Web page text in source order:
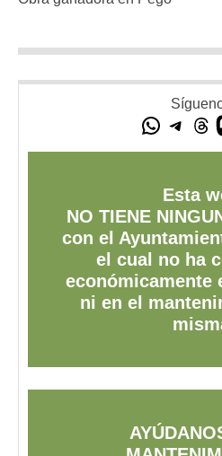
Esta
NO TIENE
con el
el cual no ha
económicamente
ni en el